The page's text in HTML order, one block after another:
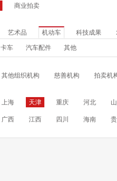
商业拍卖
艺术品 机动车 科技成果
卡车 汽车配件 其他
其他组织机构 慈善机构 拍卖机
上海 天津 重庆 河北
广西 江西 四川 海南